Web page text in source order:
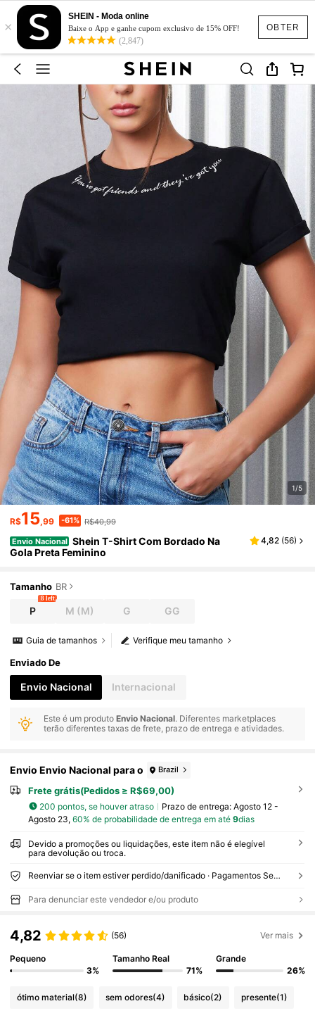
OBTER
×
SHEIN - Moda online
Baixe o App e ganhe cupom exclusivo de 15% OFF!
(2,847)
1/5
R$15,99 -61% R$40,99
Envio Nacional Shein T-Shirt Com Bordado Na
Gola Preta Feminino
4,82 (56)
Tamanho BR
P
8 left
M (M) G GG
Verifique meu tamanho
Guia de tamanhos
Enviado De
Envio Nacional Internacional
Este é um produtoEnvio Nacional. Diferentes marketplaces
terão diferentes taxas de frete, prazo de entrega e atividades.
Envio Envio Nacional para o Brazil
Frete grátis(Pedidos ≥ R$69,00)
200 pontos, se houver atraso Prazo de entrega: Agosto 12 -
Agosto 23, 60% de probabilidade de entrega em até 9dias
Devido a promoções ou liquidações, este item não é elegível
para devolução ou troca.
Reenviar se o item estiver perdido/danificado · Pagamentos Seguros · Proteção de privacidade
Para denunciar este vendedor e/ou produto
4,82 (56) Ver mais
Pequeno
3%
Tamanho Real
71%
Grande
26%
ótimo material(8) sem odores(4) básico(2) presente(1)